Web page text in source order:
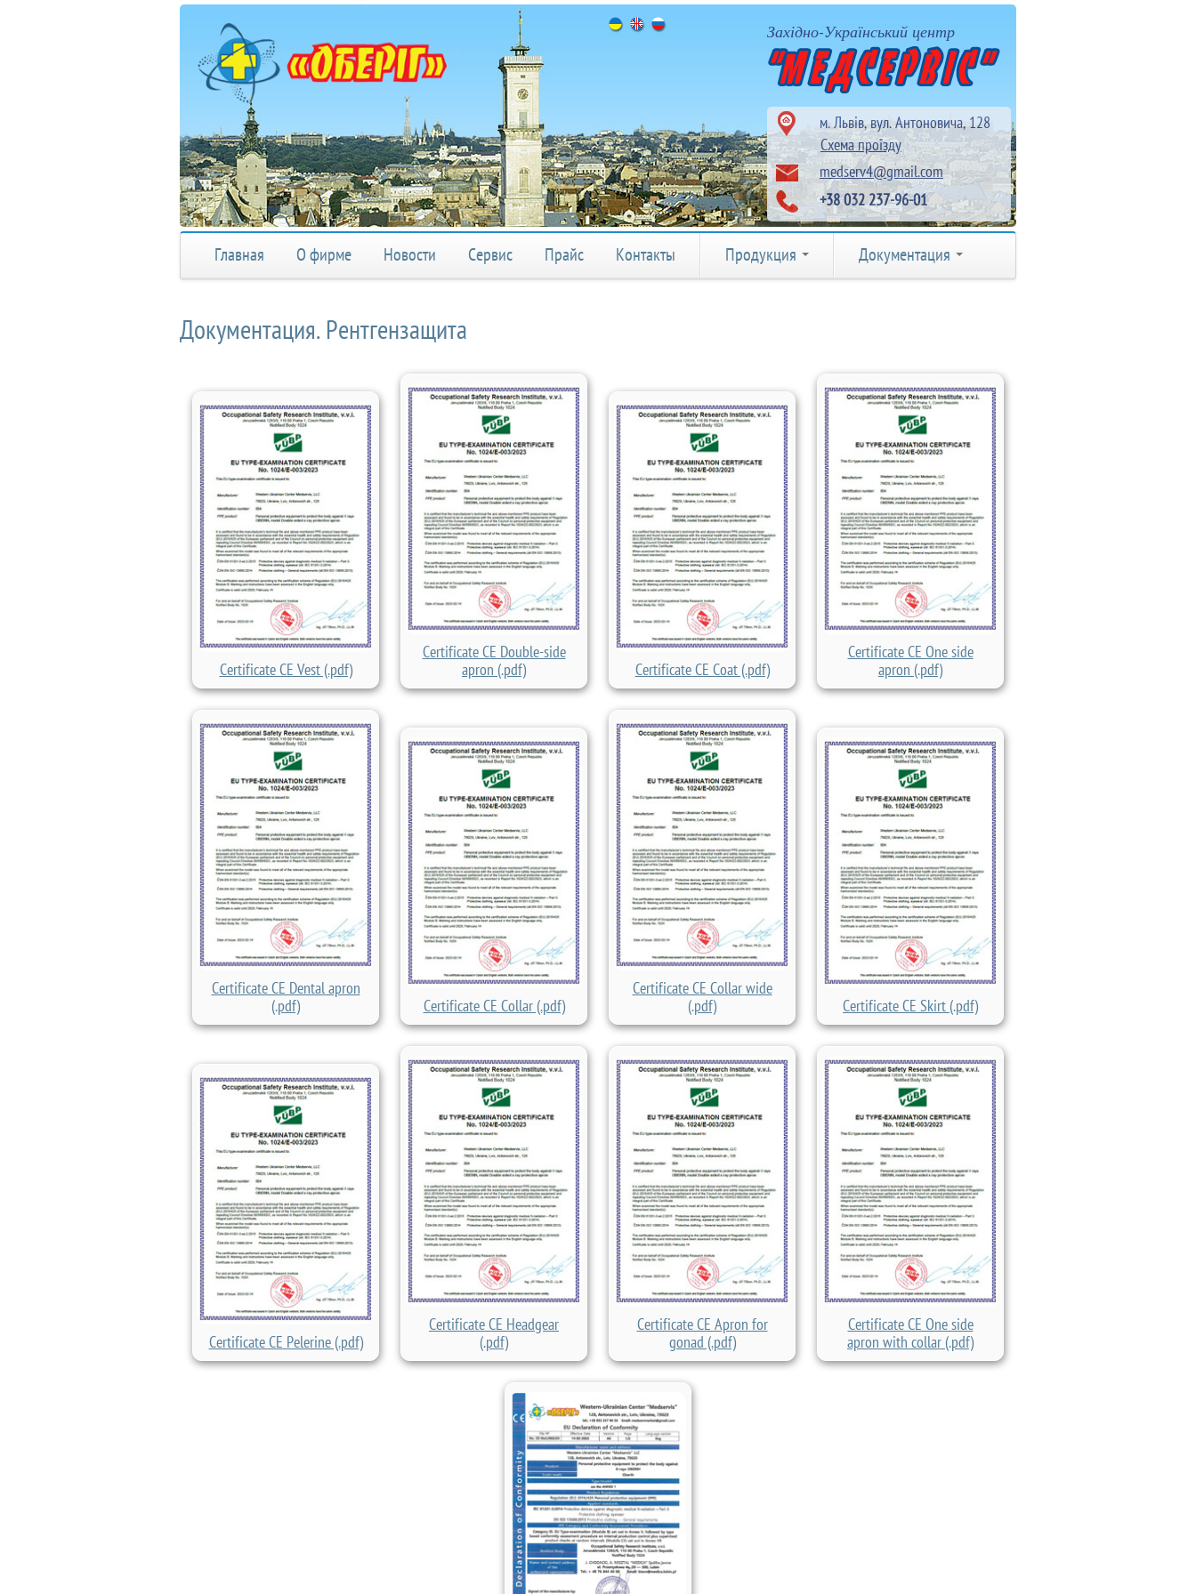
Західно-Український центр
м. Львів, вул. Антоновича, 128
Схема проїзду
medserv4@gmail.com
+38 032 237-96-01
Главная О фирме Новости Сервис Прайс Контакты Продукция Документация
Документация. Рентгензащита
Certificate CE Vest (.pdf)
Certificate CE Double-side
apron (.pdf)
Certificate CE Coat (.pdf)
Certificate CE One side
apron (.pdf)
Certificate CE Dental apron
(.pdf)
Certificate CE Collar (.pdf)
Certificate CE Collar wide
(.pdf)
Certificate CE Skirt (.pdf)
Certificate CE Pelerine (.pdf)
Certificate CE Headgear
(.pdf)
Certificate CE Apron for
gonad (.pdf)
Certificate CE One side
apron with collar (.pdf)